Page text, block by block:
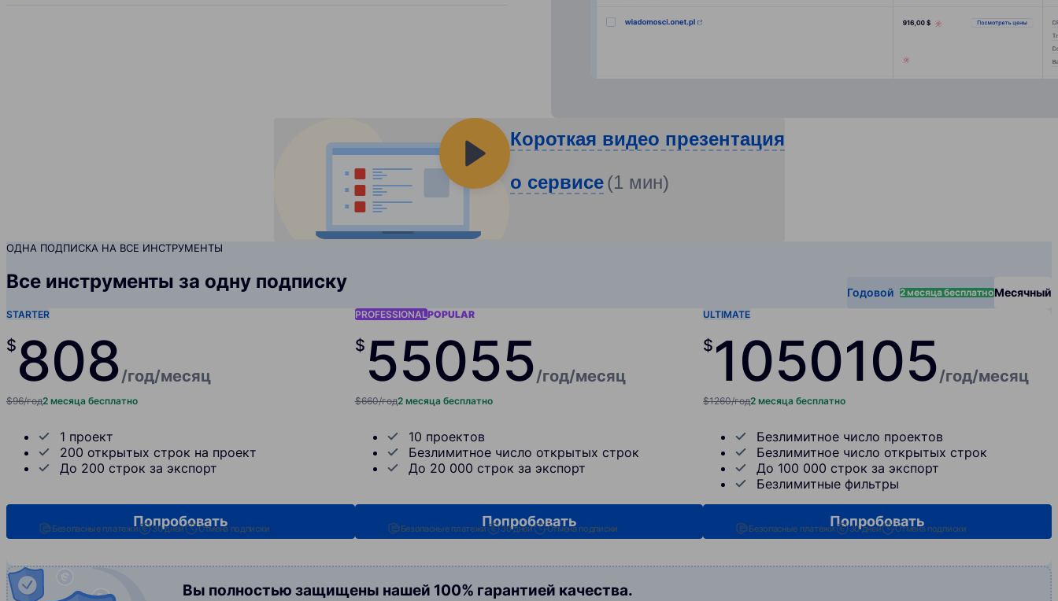
Короткая видео презентация
о сервисе (1 мин)
ОДНА ПОДПИСКА НА ВСЕ ИНСТРУМЕНТЫ
Все инструменты за одну подписку Годовой 2 месяца бесплатноМесячный
STARTER
$ 808/год/месяц
$96/год2 месяца бесплатно
1 проект
200 открытых строк на проект
До 200 строк за экспорт
Попробовать
Безопасные платежи 30 дней Отмена подписки
PROFESSIONALPOPULAR
$ 55055/год/месяц
$660/год2 месяца бесплатно
10 проектов
Безлимитное число открытых строк
До 20 000 строк за экспорт
Попробовать
Безопасные платежи 30 дней Отмена подписки
ULTIMATE
$ 1050105/год/месяц
$1260/год2 месяца бесплатно
Безлимитное число проектов
Безлимитное число открытых строк
До 100 000 строк за экспорт
Безлимитные фильтры
Попробовать
Безопасные платежи 30 дней Отмена подписки
Вы полностью защищены нашей 100% гарантией качества.